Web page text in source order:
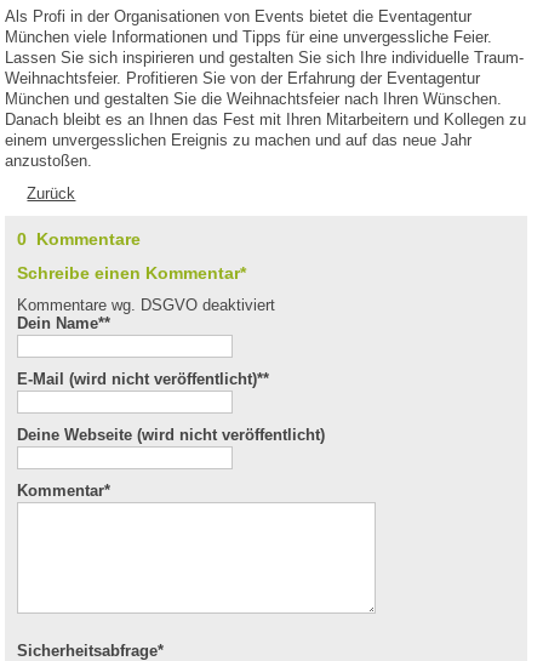
Als Profi in der Organisationen von Events bietet die Eventagentur
München viele Informationen und Tipps für eine unvergessliche Feier.
Lassen Sie sich inspirieren und gestalten Sie sich Ihre individuelle Traum-
Weihnachtsfeier. Profitieren Sie von der Erfahrung der Eventagentur
München und gestalten Sie die Weihnachtsfeier nach Ihren Wünschen.
Danach bleibt es an Ihnen das Fest mit Ihren Mitarbeitern und Kollegen zu
einem unvergesslichen Ereignis zu machen und auf das neue Jahr
anzustoßen.
Zurück
0 Kommentare
Schreibe einen Kommentar*
Kommentare wg. DSGVO deaktiviert
Dein Name**
E-Mail (wird nicht veröffentlicht)**
Deine Webseite (wird nicht veröffentlicht)
Kommentar*
Sicherheitsabfrage*